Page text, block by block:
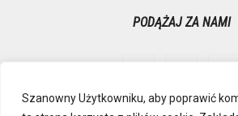
Szanowny Użytkowniku, aby poprawić
PODĄŻAJ ZA NAMI